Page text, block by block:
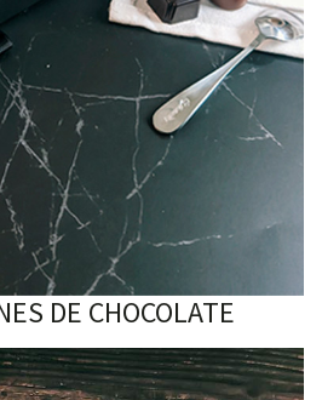
DE CHOCOLATE